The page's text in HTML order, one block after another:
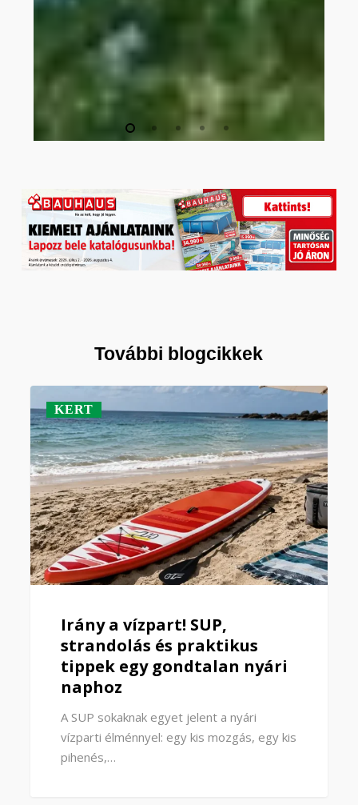
További blogcikkek
KERT
Irány a vízpart! SUP,
strandolás és praktikus
tippek egy gondtalan nyári
naphoz
A SUP sokaknak egyet jelent a nyári
vízparti élménnyel: egy kis mozgás, egy kis
pihenés,…